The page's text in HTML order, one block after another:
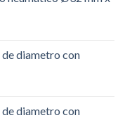
diametro con
diametro con